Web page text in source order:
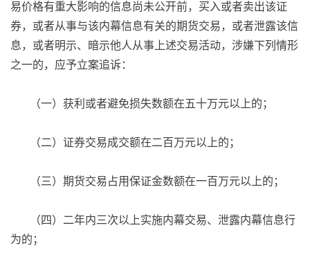
易价格有重大影响的信息尚未公开前，买入或者卖出该证
券，或者从事与该内幕信息有关的期货交易，或者泄露该信
息，或者明示、暗示他人从事上述交易活动，涉嫌下列情形
之一的，应予立案追诉：
（一）获利或者避免损失数额在五十万元以上的；
（二）证券交易成交额在二百万元以上的；
（三）期货交易占用保证金数额在一百万元以上的；
（四）二年内三次以上实施内幕交易、泄露内幕信息行
为的；